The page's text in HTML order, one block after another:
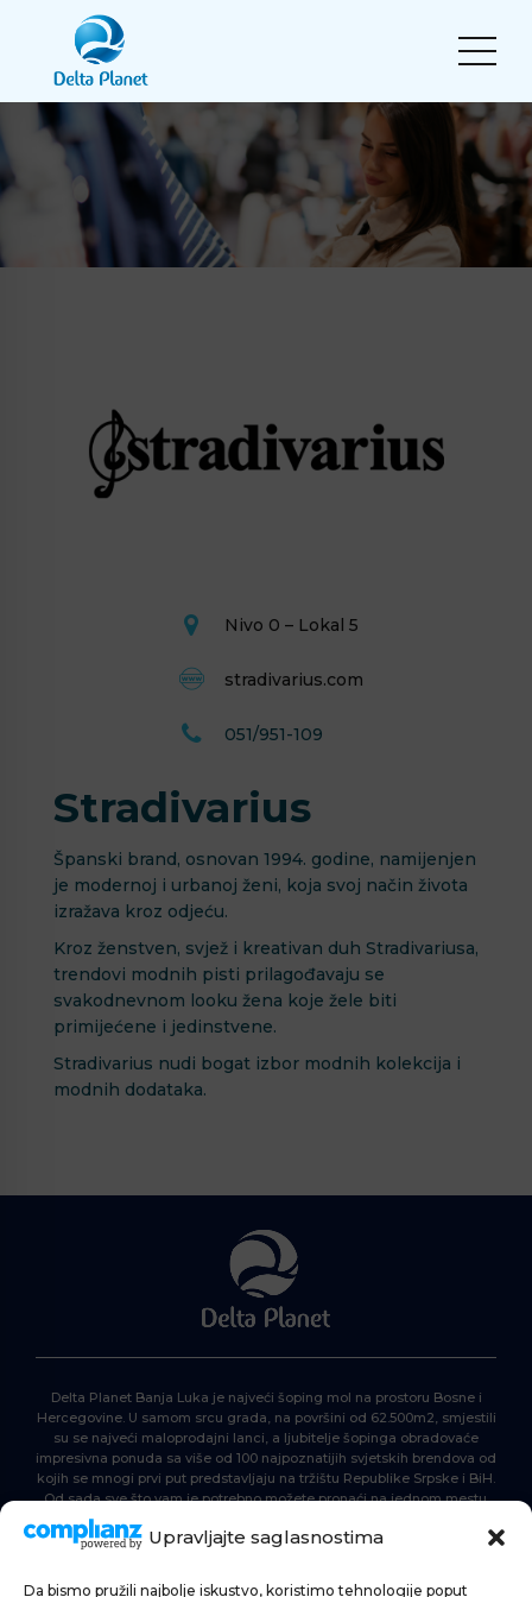
Upravljajte saglasnostima
Da bismo pružili najbolje iskustvo, koristimo tehnologije poput
Nivo 0 – Lokal 5
stradivarius.com
051/951-109
Stradivarius
Španski brand, osnovan 1994. godine, namijenjen
je modernoj i urbanoj ženi, koja svoj način života
izražava kroz odjeću.
Kroz ženstven, svjež i kreativan duh Stradivariusa,
trendovi modnih pisti prilagođavaju se
svakodnevnom looku žena koje žele biti
primijećene i jedinstvene.
Stradivarius nudi bogat izbor modnih kolekcija i
modnih dodataka.
Delta Planet Banja Luka je najveći šoping mol na prostoru Bosne i
Hercegovine. U samom srcu grada, na površini od 62.500m2, smjestili
su se najveći maloprodajni lanci, a ljubitelje šopinga obradovaće
impresivna ponuda sa više od 100 najpoznatijih svjetskih brendova od
kojih se mnogi prvi put predstavljaju na tržištu Republike Srpske i BiH.
Od sada sve što vam je potrebno možete pronaći na jednom mestu.
Delta Planet – nova nezaobilazna šoping destinacija!